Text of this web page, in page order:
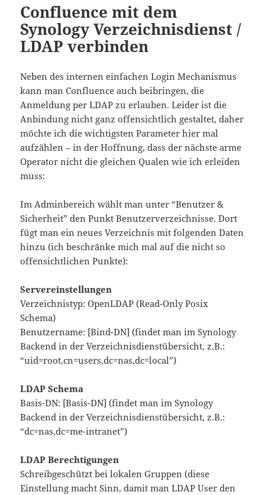
Confluence mit dem
Synology Verzeichnisdienst /
LDAP verbinden
Neben des internen einfachen Login Mechanismus
kann man Confluence auch beibringen, die
Anmeldung per LDAP zu erlauben. Leider ist die
Anbindung nicht ganz offensichtlich gestaltet, daher
möchte ich die wichtigsten Parameter hier mal
aufzählen – in der Hoffnung, dass der nächste arme
Operator nicht die gleichen Qualen wie ich erleiden
muss:
Im Adminbereich wählt man unter “Benutzer &
Sicherheit” den Punkt Benutzerverzeichnisse. Dort
fügt man ein neues Verzeichnis mit folgenden Daten
hinzu (ich beschränke mich mal auf die nicht so
offensichtlichen Punkte):
Servereinstellungen
Verzeichnistyp: OpenLDAP (Read-Only Posix
Schema)
Benutzername: [Bind-DN] (findet man im Synology
Backend in der Verzeichnisdienstübersicht, z.B.:
“uid=root,cn=users,dc=nas,dc=local”)
LDAP Schema
Basis-DN: [Basis-DN] (findet man im Synology
Backend in der Verzeichnisdienstübersicht, z.B.:
“dc=nas,dc=me-intranet”)
LDAP Berechtigungen
Schreibgeschützt bei lokalen Gruppen (diese
Einstellung macht Sinn, damit man LDAP User den